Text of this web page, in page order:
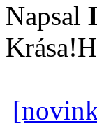
Napsal